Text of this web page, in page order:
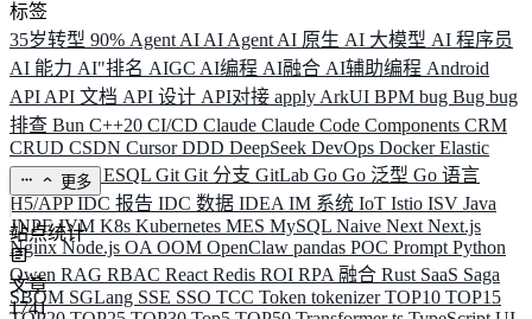
标签
35岁转型 90% Agent AI AI Agent AI 原生 AI 大模型 AI 程序员
AI 能力 AI"排名 AIGC AI编程 AI融合 AI辅助编程 Android
API API 文档 API 设计 API对接 apply ArkUI BPM bug Bug bug
排查 Bun C++20 CI/CD Claude Claude Code Components CRM
CRUD CSDN CursorDDD DeepSeek DevOps DockerElastic
ELK ElysiaESQL Git Git 分支 GitLab Go Go 泛型 Go 语言
H5/APPIDC 报告 IDC 数据 IDEA IM 系统 IoT Istio ISV Java
JNPFJVM K8s Kubernetes MES MySQL Naive Next Next.js
NginxNode.js OA OOM OpenClaw pandas POC Prompt Python
Qwen RAG RBAC React Redis ROI RPA 融合 Rust SaaS Saga
SBOM SGLang SSE SSO TCC Token tokenizerTOP10 TOP15
更多
站点统计
文章
1741